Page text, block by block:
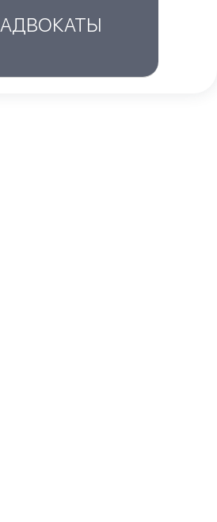
АДВОКАТЫ